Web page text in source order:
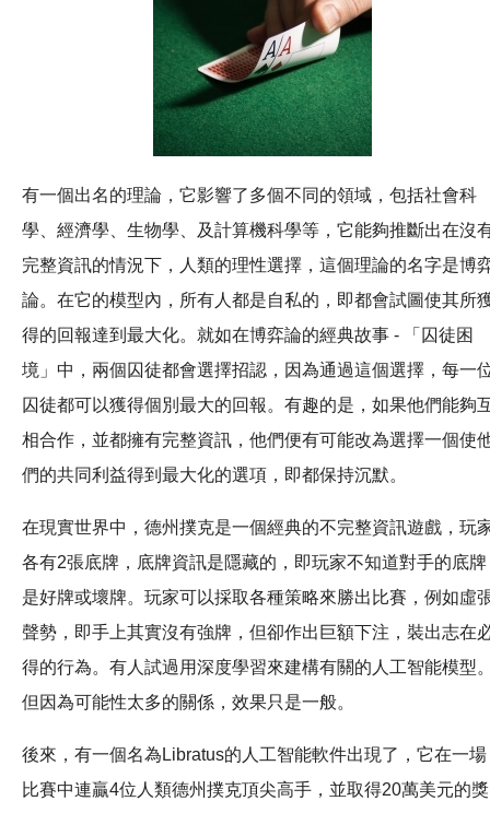
有一個出名的理論，它影響了多個不同的領域，包括社會科
學、經濟學、生物學、及計算機科學等，它能夠推斷出在沒
完整資訊的情況下，人類的理性選擇，這個理論的名字是博
論。在它的模型內，所有人都是自私的，即都會試圖使其所
得的回報達到最大化。就如在博弈論的經典故事 - 「囚徒困
境」中，兩個囚徒都會選擇招認，因為通過這個選擇，每一
囚徒都可以獲得個別最大的回報。有趣的是，如果他們能夠
相合作，並都擁有完整資訊，他們便有可能改為選擇一個使
們的共同利益得到最大化的選項，即都保持沉默。
在現實世界中，德州撲克是一個經典的不完整資訊遊戲，玩
各有2張底牌，底牌資訊是隱藏的，即玩家不知道對手的底牌
是好牌或壞牌。玩家可以採取各種策略來勝出比賽，例如虛
聲勢，即手上其實沒有強牌，但卻作出巨額下注，裝出志在
得的行為。有人試過用深度學習來建構有關的人工智能模型
但因為可能性太多的關係，效果只是一般。
後來，有一個名為Libratus的人工智能軟件出現了，它在一場
比賽中連贏4位人類德州撲克頂尖高手，並取得20萬美元的獎